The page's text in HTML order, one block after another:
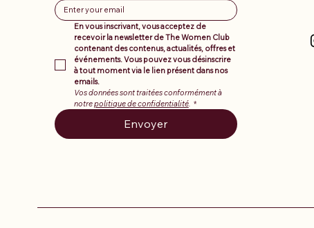
En vous inscrivant, vous acceptez de
recevoir la newsletter de The Women Club
contenant des contenus, actualités, offres et
événements. Vous pouvez vous désinscrire
à tout moment via le lien présent dans nos
emails.
Vos données sont traitées conformément à
notre politique de confidentialité. *
Envoyer